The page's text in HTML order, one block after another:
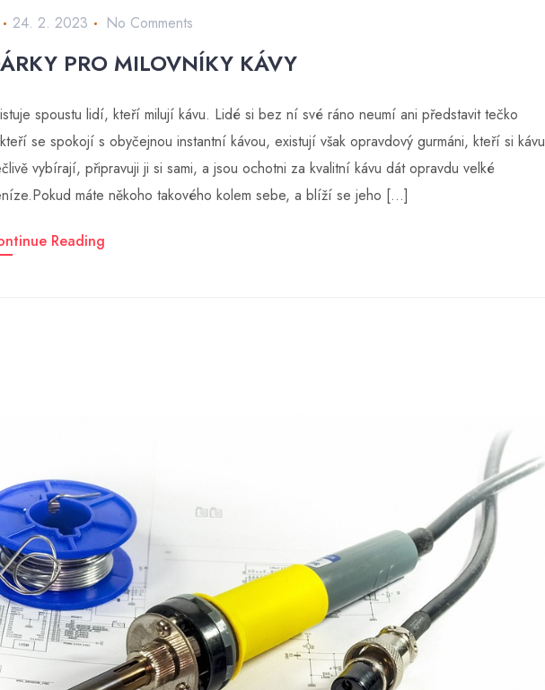
24. 2. 2023 No Comments
PRO MILOVNÍKY KÁVY
spoustu lidí, kteří milují kávu. Lidé si bez ní své ráno neumí ani představit tečko
se spokojí s obyčejnou instantní kávou, existují však opravdový gurmáni, kteří si kávu
vybírají, připravuji ji si sami, a jsou ochotni za kvalitní kávu dát opravdu velké
máte někoho takového kolem sebe, a blíží se jeho […]
Reading